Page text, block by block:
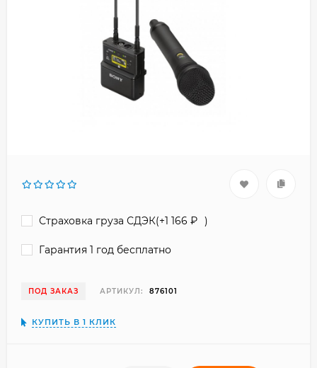
Страховка груза СДЭК(+1 166 )
Гарантия 1 год бесплатно
ПОД ЗАКАЗ АРТИКУЛ: 876101
КУПИТЬ В 1 КЛИК